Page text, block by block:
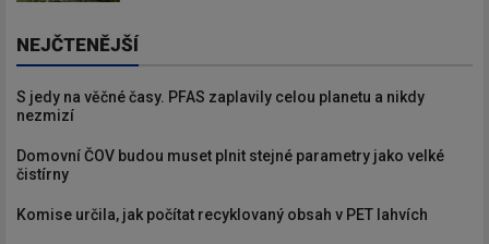
NEJČTENĚJŠÍ
S jedy na věčné časy. PFAS zaplavily celou planetu a nikdy
nezmizí
Domovní ČOV budou muset plnit stejné parametry jako velké
čistírny
Komise určila, jak počítat recyklovaný obsah v PET lahvích